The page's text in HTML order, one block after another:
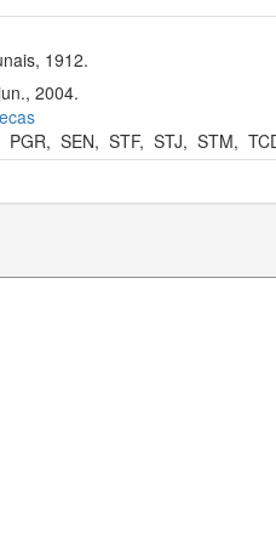
1912.
2004.
PGR, SEN, STF, STJ, STM,